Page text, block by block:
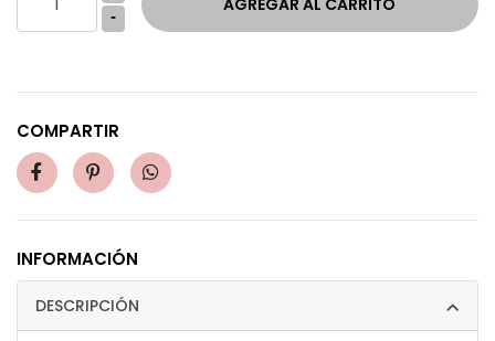
-
COMPARTIR
INFORMACIÓN
DESCRIPCIÓN